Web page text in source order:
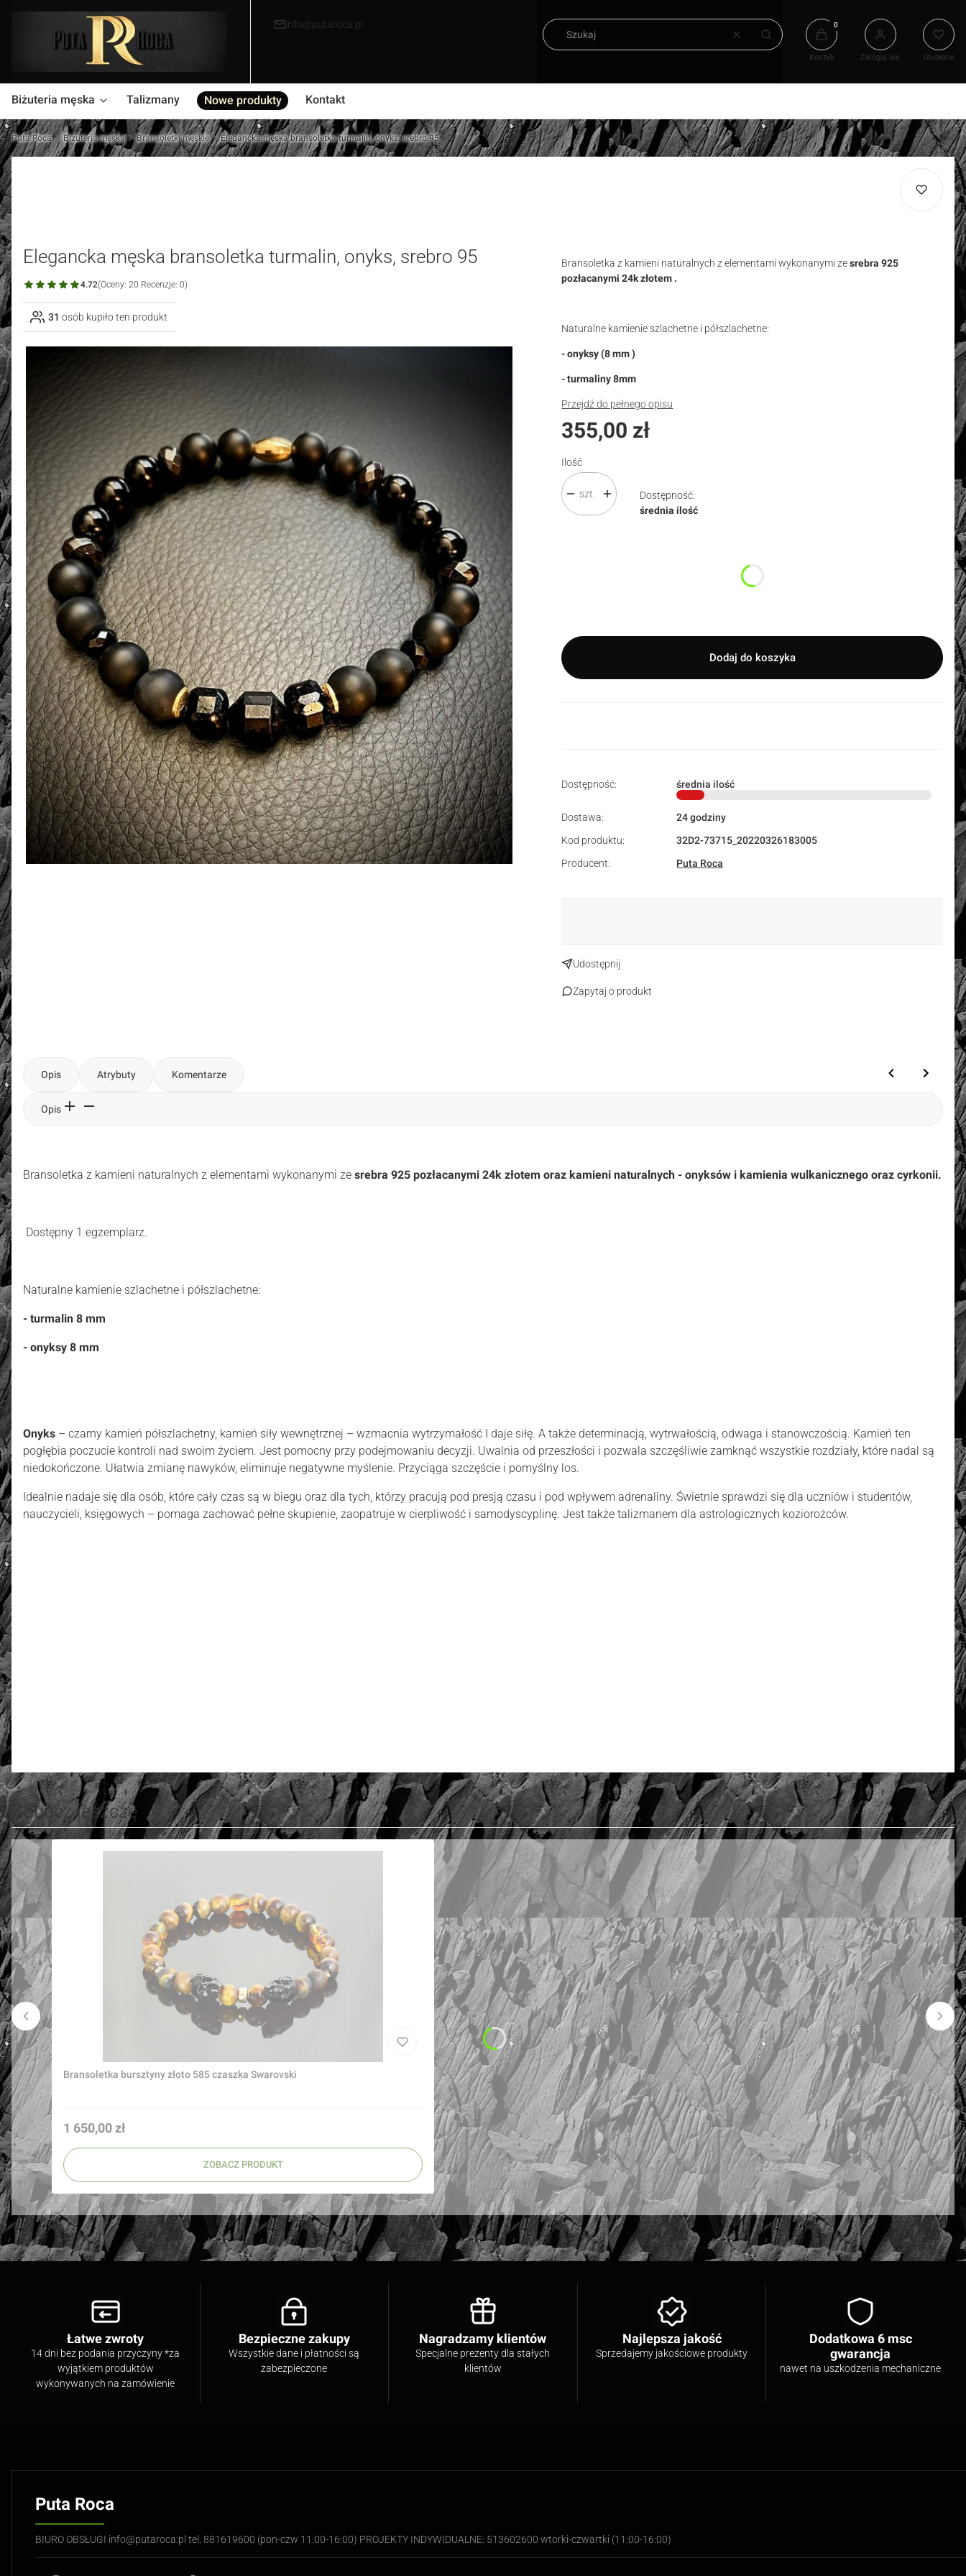
info@putaroca.pl
WyczyśćSzukaj
Produkty w koszyku: 0. Zobacz
Koszyk Zaloguj się Ulubione
Biżuteria męska Talizmany Nowe produkty Kontakt
Puta Roca Biżuteria męska Bransoletki męskie Elegancka męska bransoletka turmalin, onyks, srebro 95
Elegancka męska bransoletka turmalin, onyks, srebro 95
4.72(Oceny: 20 Recenzje: 0)
31 osób kupiło ten produkt
Bransoletka z kamieni naturalnych z elementami wykonanymi zesrebra 925
pozłacanymi 24k złotem .
Naturalne kamienie szlachetne i półszlachetne:
- onyksy (8 mm )
- turmaliny 8mm
Przejdź do pełnego opisu
Cena
355,00 zł
Ilość
szt.
Dostępność:
średnia ilość
Dodaj do koszyka
Dostępność: średnia ilość
Dostawa:
24 godziny
Kod produktu:
32D2-73715_20220326183005
Producent:
Puta Roca
Udostępnij
Zapytaj o produkt
Opis Atrybuty Komentarze
Opis
Bransoletka z kamieni naturalnych z elementami wykonanymi ze srebra 925 pozłacanymi 24k złotem oraz kamieni naturalnych - onyksów i kamienia wulkanicznego oraz cyrkonii.
Dostępny 1 egzemplarz.
Naturalne kamienie szlachetne i półszlachetne:
- turmalin 8 mm
- onyksy 8 mm
Onyks – czarny kamień półszlachetny, kamień siły wewnętrznej – wzmacnia wytrzymałość I daje siłę. A także determinacją, wytrwałością, odwaga i stanowczością. Kamień ten
pogłębia poczucie kontroli nad swoim życiem. Jest pomocny przy podejmowaniu decyzji. Uwalnia od przeszłości i pozwala szczęśliwie zamknąć wszystkie rozdziały, które nadal są
niedokończone. Ułatwia zmianę nawyków, eliminuje negatywne myślenie. Przyciąga szczęście i pomyślny los.
Idealnie nadaje się dla osób, które cały czas są w biegu oraz dla tych, którzy pracują pod presją czasu i pod wpływem adrenaliny. Świetnie sprawdzi się dla uczniów i studentów,
nauczycieli, księgowych – pomaga zachować pełne skupienie, zaopatruje w cierpliwość i samodyscyplinę. Jest także talizmanem dla astrologicznych koziorożców.
Zobacz jeszcze
Bransoletka bursztyny złoto 585 czaszka Swarovski
Cena
1 650,00 zł
ZOBACZ PRODUKT
Łatwe zwroty
14 dni bez podania przyczyny *za
wyjątkiem produktów
wykonywanych na zamówienie
Bezpieczne zakupy
Wszystkie dane i płatności są
zabezpieczone
Nagradzamy klientów
Specjalne prezenty dla stałych
klientów
Najlepsza jakość
Sprzedajemy jakościowe produkty
Dodatkowa 6 msc
gwarancja
nawet na uszkodzenia mechaniczne
Puta Roca
BIURO OBSŁUGI info@putaroca.pl tel. 881619600 (pon-czw 11:00-16:00) PROJEKTY INDYWIDUALNE: 513602600 wtorki-czwartki (11:00-16:00)